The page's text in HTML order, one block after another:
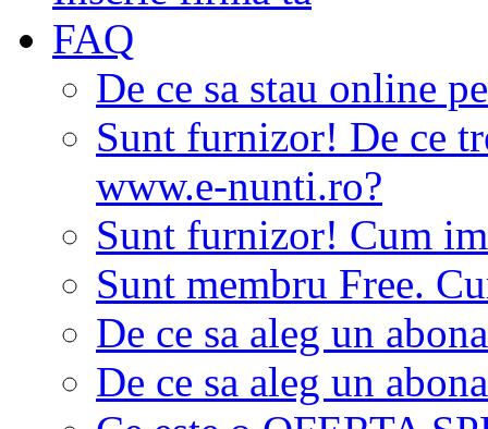
FAQ
De ce sa stau online
Sunt furnizor! De ce
www.e-nunti.ro?
Sunt furnizor! Cum
Sunt membru Free.
De ce sa aleg un
De ce sa aleg un